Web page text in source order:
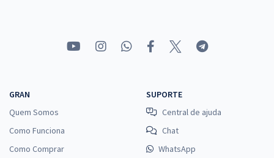
Criminal (Área 13) - Odontologia
à vista
R$31,99
Economize R$ 95,96 (-20%)
GRAN
Quem Somos
Como Funciona
Como Comprar
SUPORTE
Central de ajuda
Chat
WhatsApp